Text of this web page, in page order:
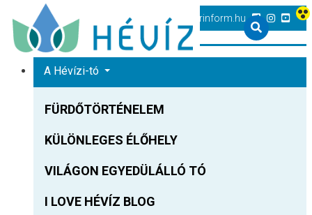
+36 83 540 131 heviz@tourinform.hu
A Hévízi-tó
FÜRDŐTÖRTÉNELEM
KÜLÖNLEGES ÉLŐHELY
VILÁGON EGYEDÜLÁLLÓ TÓ
I LOVE HÉVÍZ BLOG